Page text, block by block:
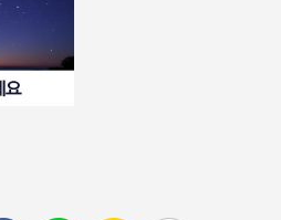
고등부